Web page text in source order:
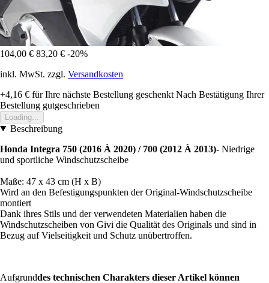
104,00 € 83,20 € -20%
inkl. MwSt. zzgl. Versandkosten
+4,16 € für Ihre nächste Bestellung geschenkt Nach Bestätigung Ihrer
Bestellung gutgeschrieben
Loading...
Beschreibung
Honda Integra 750 (2016 À 2020) / 700 (2012 À 2013)- Niedrige
und sportliche Windschutzscheibe
Maße: 47 x 43 cm (H x B)
Wird an den Befestigungspunkten der Original-Windschutzscheibe
montiert
Dank ihres Stils und der verwendeten Materialien haben die
Windschutzscheiben von Givi die Qualität des Originals und sind in
Bezug auf Vielseitigkeit und Schutz unübertroffen.
Aufgrunddes technischen Charakters dieser Artikel können